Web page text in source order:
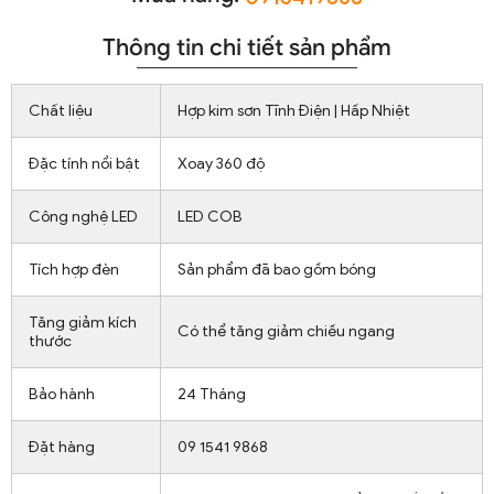
Thông tin chi tiết sản phẩm
Chất liệu Hợp kim sơn Tĩnh Điện | Hấp Nhiệt
Đặc tính nổi bật Xoay 360 độ
Công nghệ LED LED COB
Tích hợp đèn Sản phẩm đã bao gồm bóng
Tăng giảm kích
thước
Có thể tăng giảm chiều ngang
Bảo hành 24 Tháng
Đặt hàng 09 1541 9868